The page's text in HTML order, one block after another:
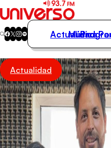
Actualidad
Música
Programas
Podcasts
Destacados
Actualidad
Música
Actualidad